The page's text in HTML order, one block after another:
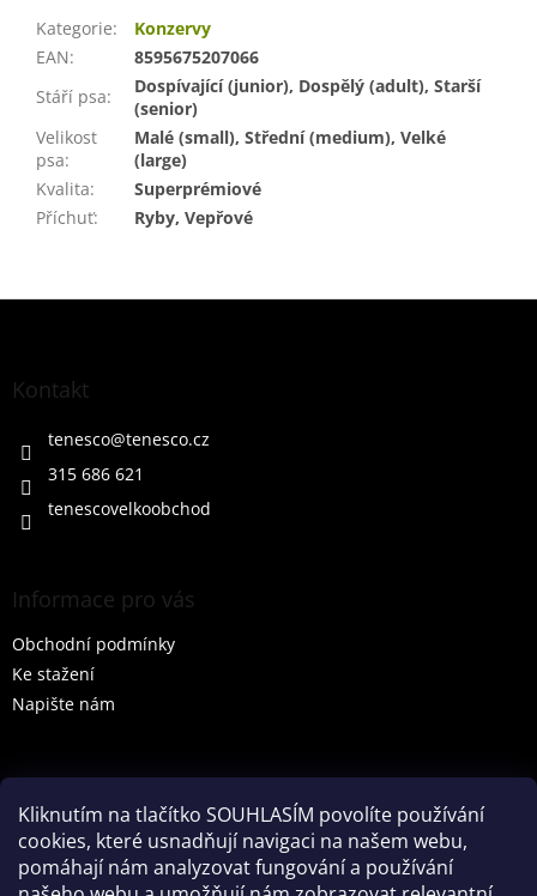
Kliknutím na tlačítko SOUHLASÍM povolíte používání
cookies, které usnadňují navigaci na našem webu,
pomáhají nám analyzovat fungování a používání
Kategorie:
Konzervy
EAN:
8595675207066
Stáří psa:
Dospívající (junior), Dospělý (adult), Starší
(senior)
Velikost
psa:
Malé (small), Střední (medium), Velké
(large)
Kvalita:
Superprémiové
Příchuť: Ryby, Vepřové
Z
Kontakt
tenesco@tenesco.cz
315 686 621
tenescovelkoobchod
Informace pro vás
Obchodní podmínky
Ke stažení
Napište nám
HLEDAT